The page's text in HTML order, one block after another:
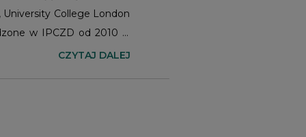
College London
w IPCZD od 2010 r.,
w tym po raz pierwszy
wcześniejsze badania
CZYTAJ DALEJ